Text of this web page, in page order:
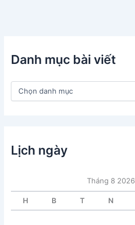
Danh mục bài viết
D
c
b
i
Lịch ngày
Tháng 8 2026
H B T N